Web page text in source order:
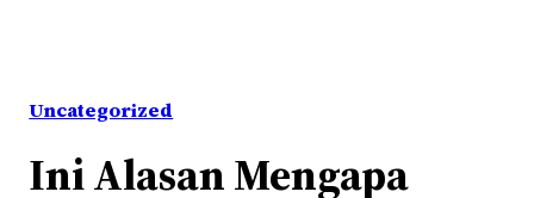
Uncategorized
Ini Alasan Mengapa